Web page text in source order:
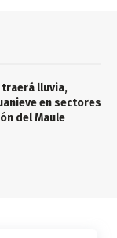
lluvia,
en sectores
del Maule